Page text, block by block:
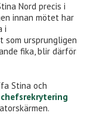
Nord precis i
innan mötet har
i
som ursprungligen
fika, blir därför
Stina och
chefsrekrytering